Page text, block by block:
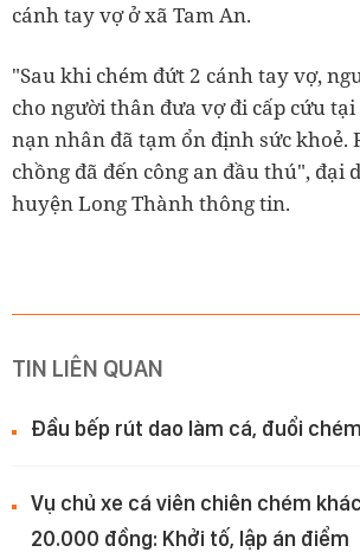
cánh tay vợ ở xã Tam An.
"Sau khi chém đứt 2 cánh tay vợ,
cho người thân đưa vợ đi cấp cứu
nạn nhân đã tạm ổn định sức khoẻ.
chồng đã đến công an đầu thú", đại
huyện Long Thành thông tin.
TIN LIÊN QUAN
Đầu bếp rút dao làm cá, đuổi
Vụ chủ xe cá viên chiên chém
20.000 đồng: Khởi tố, lập án điểm